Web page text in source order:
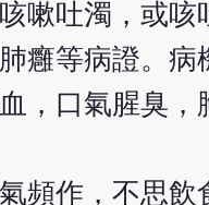
嗽吐濁，或咳
癰等病證。
，口氣腥臭
頻作，不思